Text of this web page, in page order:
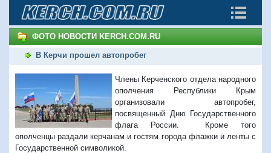
ФОТО НОВОСТИ KERCH.COM.RU
В Керчи прошел автопробег
Члены Керченского отдела народного
ополчения Республики Крым
организовали автопробег,
посвященный Дню Государственного
флага России. Кроме того
ополченцы раздали керчанам и гостям города флажки и ленты с
Государственной символикой.